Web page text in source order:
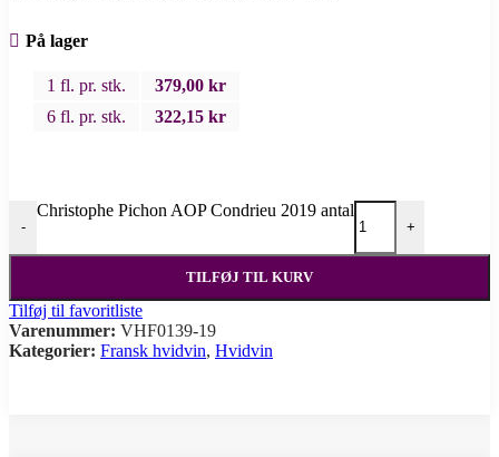
På lager
1 fl. pr. stk. 379,00 kr
6 fl. pr. stk.
322,15 kr
-
Christophe Pichon AOP Condrieu 2019 antal
+
TILFØJ TIL KURV
Tilføj til favoritliste
Varenummer: VHF0139-19
Kategorier: Fransk hvidvin, Hvidvin